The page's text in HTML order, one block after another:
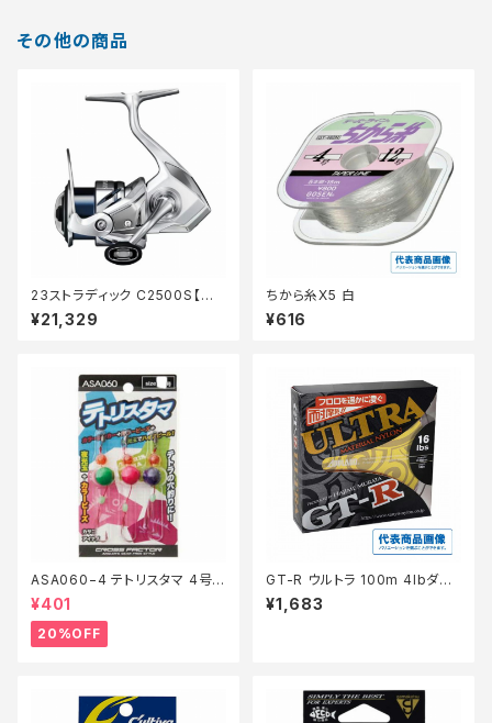
その他の商品
23ストラディック C2500S【継
続セール_リール】【10】
¥21,329
ちから糸X5 白
¥616
ASA060−4 テトリスタマ 4号
【特価仕掛】【20】
¥401
20%OFF
GT-R ウルトラ 100m 4lbダー
クグリーン
¥1,683